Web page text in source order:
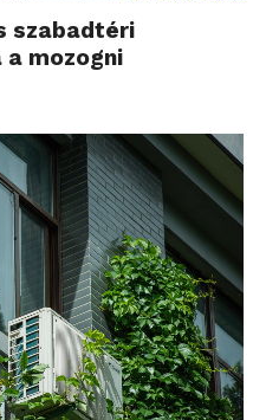
szabadtéri
mozogni